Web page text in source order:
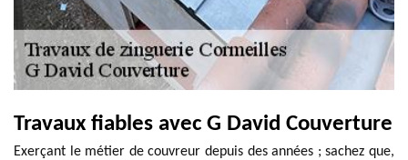
Travaux fiables avec G David Couverture
Exerçant le métier de couvreur depuis des années ; sachez que,